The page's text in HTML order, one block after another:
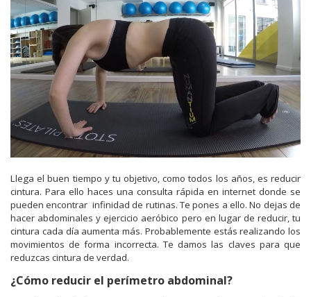
Llega el buen tiempo y tu objetivo, como todos los años, es reducir
cintura. Para ello haces una consulta rápida en internet donde se
pueden encontrar infinidad de rutinas. Te pones a ello. No dejas de
hacer abdominales y ejercicio aeróbico pero en lugar de reducir, tu
cintura cada día aumenta más. Probablemente estás realizando los
movimientos de forma incorrecta. Te damos las claves para que
reduzcas cintura de verdad.
¿Cómo reducir el perímetro abdominal?